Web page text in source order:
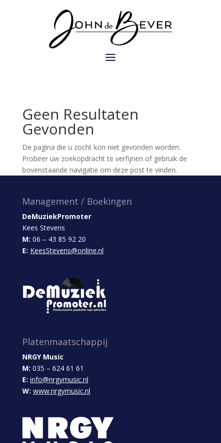
Geen Resultaten
Gevonden
De pagina die u zocht kon niet gevonden worden.
Probeer uw zoekopdracht te verfijnen of gebruik de
bovenstaande navigatie om deze post te vinden.
Management / Boekingen
DeMuziekPromoter
Kees Stevens
M: 06 – 43 85 92 20
E: KeesStevens@online.nl
Platenmaatschappij
NRGY Music
M: 035 – 624 61 61
E: info@nrgymusic.nl
W: www.nrgymusic.nl